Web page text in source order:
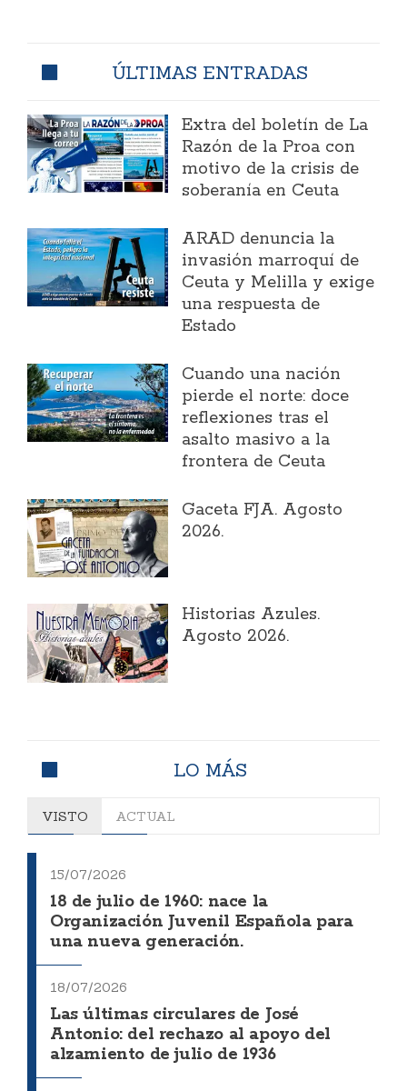
ÚLTIMAS ENTRADAS
Extra del boletín de La
Razón de la Proa con
motivo de la crisis de
soberanía en Ceuta
ARAD denuncia la
invasión marroquí de
Ceuta y Melilla y exige
una respuesta de
Estado
Cuando una nación
pierde el norte: doce
reflexiones tras el
asalto masivo a la
frontera de Ceuta
Gaceta FJA. Agosto
2026.
Historias Azules.
Agosto 2026.
LO MÁS
VISTO ACTUAL
15/07/2026
18 de julio de 1960: nace la
Organización Juvenil Española para
una nueva generación.
18/07/2026
Las últimas circulares de José
Antonio: del rechazo al apoyo del
alzamiento de julio de 1936